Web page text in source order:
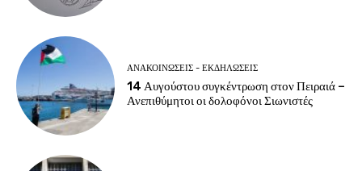
ΑΝΑΚΟΙΝΩΣΕΙΣ - ΕΚΔΗΛΩΣΕΙΣ
14 Αυγούστου συγκέντρωση στον Πειραιά –
Ανεπιθύμητοι οι δολοφόνοι Σιωνιστές